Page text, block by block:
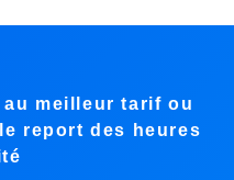
meilleur tarif ou
report des heures